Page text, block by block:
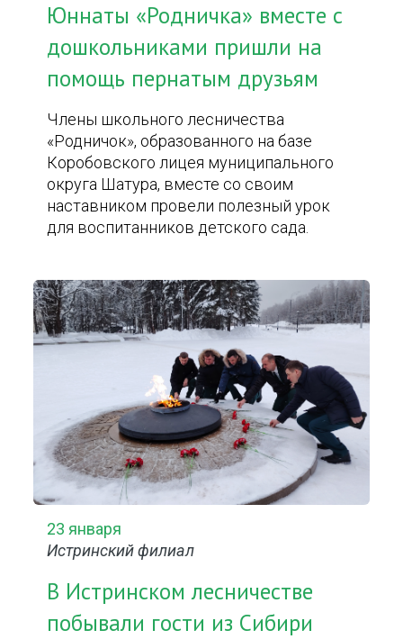
Юннаты «Родничка» вместе с
дошкольниками пришли на
помощь пернатым друзьям
Члены школьного лесничества
«Родничок», образованного на базе
Коробовского лицея муниципального
округа Шатура, вместе со своим
наставником провели полезный урок
для воспитанников детского сада.
23 января
Истринский филиал
В Истринском лесничестве
побывали гости из Сибири